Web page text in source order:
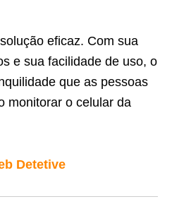
eficaz. Com sua
e sua facilidade de uso, o
que as pessoas
monitorar o celular da
Detetive